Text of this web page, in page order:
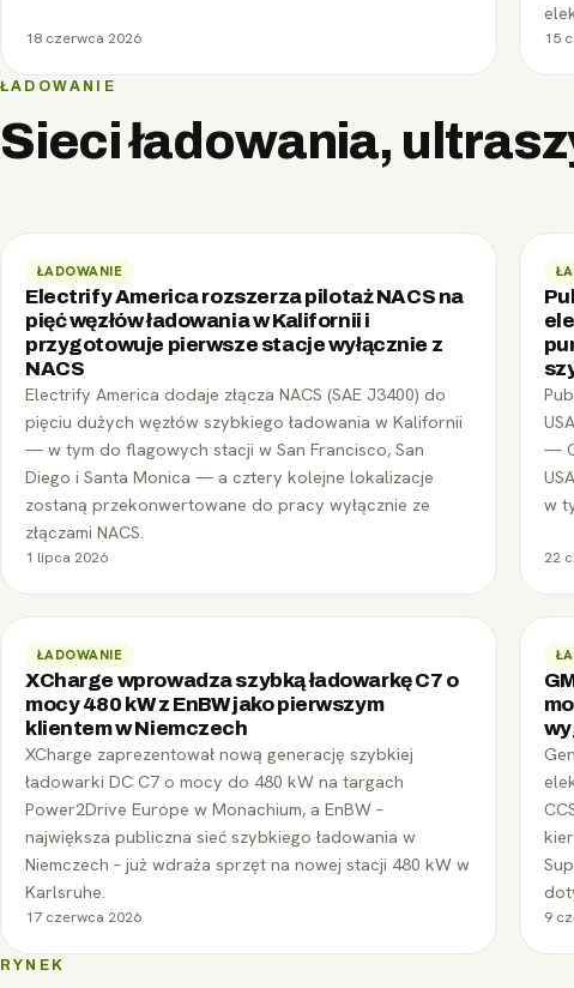
18 czerwca 2026 15
ŁADOWANIE
Sieci ładowania,
ŁADOWANIE
Electrify America rozszerza pilotaż NACS na
pięć węzłów ładowania w Kalifornii i
przygotowuje pierwsze stacje wyłącznie z
NACS
Electrify America dodaje złącza NACS (SAE J3400) do
pięciu dużych węzłów szybkiego ładowania w Kalifornii
— w tym do flagowych stacji w San Francisco, San
Diego i Santa Monica — a cztery kolejne lokalizacje
zostaną przekonwertowane do pracy wyłącznie ze
złączami NACS.
1 lipca 2026
—
w
22
ŁADOWANIE
XCharge wprowadza szybką ładowarkę C7 o
mocy 480 kW z EnBW jako pierwszym
klientem w Niemczech
XCharge zaprezentował nową generację szybkiej
ładowarki DC C7 o mocy do 480 kW na targach
Power2Drive Europe w Monachium, a EnBW –
największa publiczna sieć szybkiego ładowania w
Niemczech – już wdraża sprzęt na nowej stacji 480 kW w
Karlsruhe.
17 czerwca 2026 9
RYNEK